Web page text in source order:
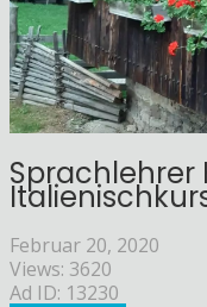
Sprachlehrer
Februar 20, 2020
Views: 3620
Ad ID: 13230